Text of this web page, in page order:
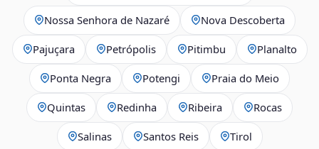
Nossa Senhora de Nazaré Nova Descoberta
Pajuçara Petrópolis Pitimbu Planalto
Ponta Negra Potengi Praia do Meio
Quintas Redinha Ribeira Rocas
Salinas Santos Reis Tirol